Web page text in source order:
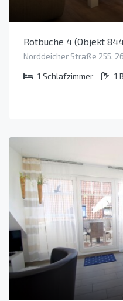
Rotbuche 4 (Objekt
Norddeicher Straße 255,
1 Schlafzimmer 1